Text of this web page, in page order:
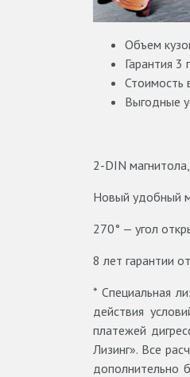
Объем
Гарантия 3
Стоимость
Выгодные
2-DIN
Новый удобный
270° — угол
8 лет гарантии
* Специальная
действия
платежей
Лизинг». Все
дополнительно